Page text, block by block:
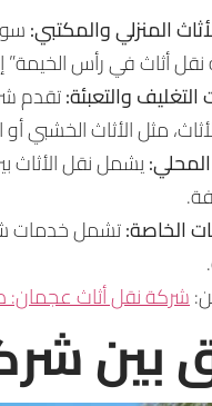
المنزلي والمكتبي:
أثاث في رأس
والتعبئة:تقدم
مثل الأثاث الخشبي
يشمل نقل الأثاث
الخاصة:تشمل خدمات
شركة نقل أثاث عجمان:
بين